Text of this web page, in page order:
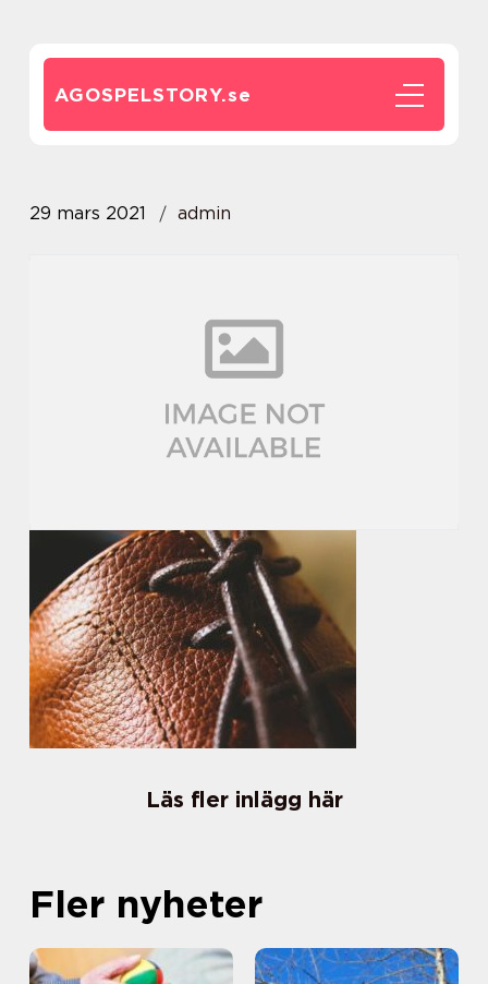
AGOSPELSTORY.se
29 mars 2021 admin
Läs fler inlägg här
Fler nyheter